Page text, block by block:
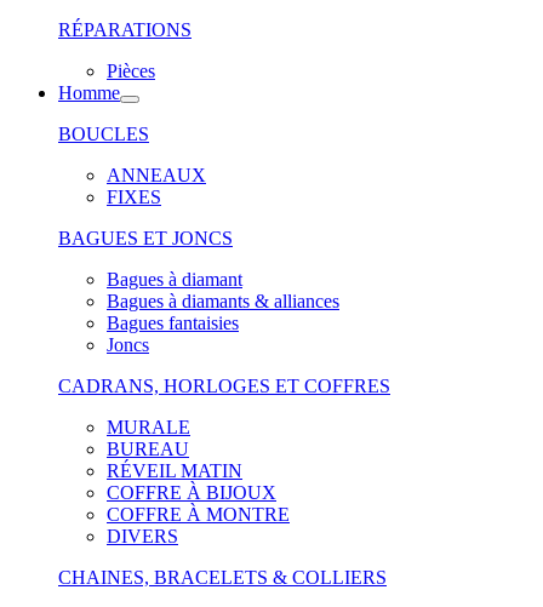
RÉPARATIONS
Pièces
Homme
BOUCLES
ANNEAUX
FIXES
BAGUES ET JONCS
Bagues à diamant
Bagues à diamants & alliances
Bagues fantaisies
Joncs
CADRANS, HORLOGES ET COFFRES
MURALE
BUREAU
RÉVEIL MATIN
COFFRE À BIJOUX
COFFRE À MONTRE
DIVERS
CHAINES, BRACELETS & COLLIERS